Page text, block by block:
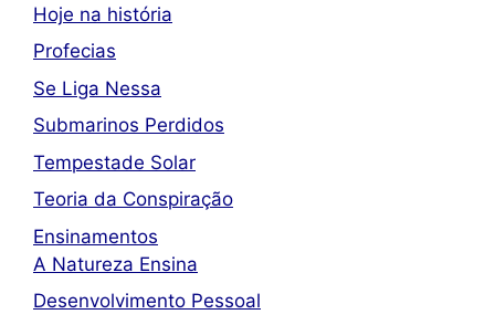
Hoje na história
Profecias
Se Liga Nessa
Submarinos Perdidos
Tempestade Solar
Teoria da Conspiração
Ensinamentos
A Natureza Ensina
Desenvolvimento Pessoal